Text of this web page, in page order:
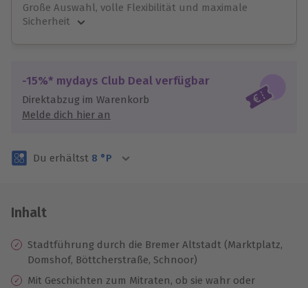
Große Auswahl, volle Flexibilität und maximale
Sicherheit
Jeder Gutschein für alle Erlebnisse einlösbar.
Maximale Sicherheit
3 Jahre gültig & verlängerbar.
-15%* mydays Club Deal verfügbar
Direktabzug im Warenkorb
Melde dich hier an
Du erhältst 8 °P
Inhalt
Stadtführung durch die Bremer Altstadt (Marktplatz,
Domshof, Böttcherstraße, Schnoor)
Mit Geschichten zum Mitraten, ob sie wahr oder